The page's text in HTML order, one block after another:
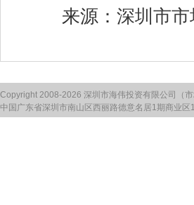
来源： 深圳市
Copyright 2008-2026 深圳市海伟投资有限公司（
中国广东省深圳市南山区西丽路德意名居1期商业